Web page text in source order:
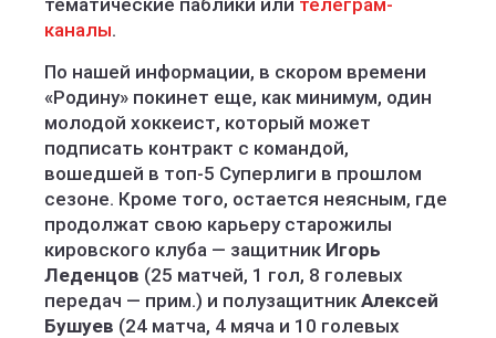
тематические паблики или телеграм-
каналы.
По нашей информации, в скором времени
«Родину» покинет еще, как минимум, один
молодой хоккеист, который может
подписать контракт с командой,
вошедшей в топ-5 Суперлиги в прошлом
сезоне. Кроме того, остается неясным, где
продолжат свою карьеру старожилы
кировского клуба — защитник Игорь
Леденцов (25 матчей, 1 гол, 8 голевых
передач — прим.) и полузащитник Алексей
Бушуев (24 матча, 4 мяча и 10 голевых